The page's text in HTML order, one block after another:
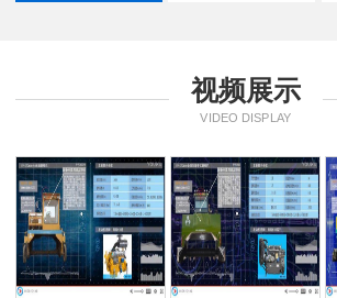
视频展示
VIDEO DISPLAY